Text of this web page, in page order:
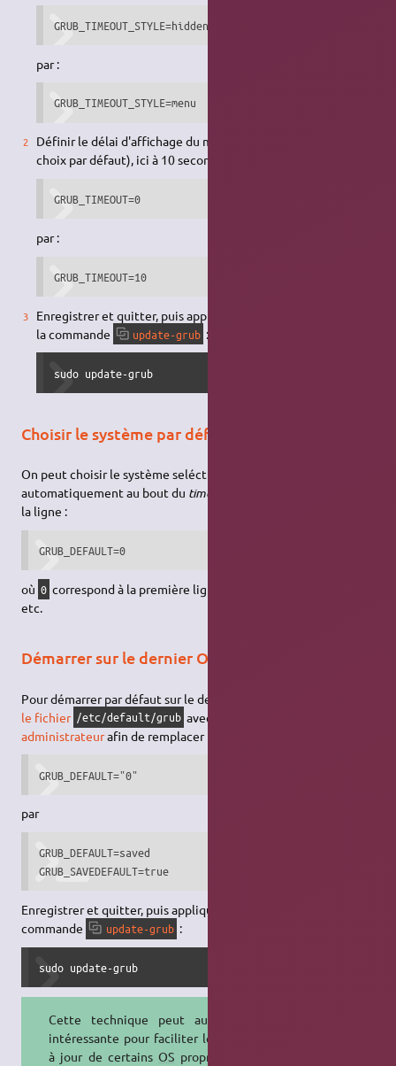
GRUB_TIMEOUT_STYLE=hidden
par :
GRUB_TIMEOUT_STYLE=menu
Définir le délai d'affichage du menu (avant le lancement du
choix par défaut), ici à 10 secondes en remplaçant :
GRUB_TIMEOUT=0
par :
GRUB_TIMEOUT=10
Enregistrer et quitter, puis appliquer les changements avec
la commande
update-grub :
sudo update-grub
Choisir le système par défaut
On peut choisir le système seléctionné par défaut et lancé
automatiquement au bout du timeout
la ligne :
GRUB_DEFAULT=0
où 0 correspond à la première ligne du menu.
etc.
Démarrer sur le dernier OS chargé
Pour démarrer par défaut sur le dernier système utilisé,
le fichier /etc/default/grub avec les
administrateurafin de remplacer la ligne :
GRUB_DEFAULT="0"
par
GRUB_DEFAULT=saved
GRUB_SAVEDEFAULT=true
Enregistrer et quitter, puis appliquer les changements avec la
commande
update-grub :
sudo update-grub
Cette technique peut aussi être
intéressante pour faciliter les mises
à jour de certainsOS propriétaires,